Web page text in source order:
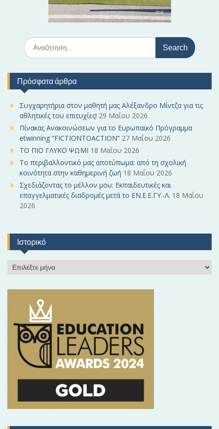
S
e
r
c
h
f
o
r
:
Πρόσφατα άρθρα
Συγχαρητήρια στον μαθητή μας Αλέξανδρο Μίντζα για τις
αθλητικές του επιτυχίες! 29 Μαΐου 2026
Πίνακας Ανακοινώσεων για το Ευρωπαϊκό Πρόγραμμα
etwinning “FICTIONTOACTION” 27 Μαΐου 2026
ΤΟ ΠΙΟ ΓΛΥΚΟ ΨΩΜΙ 18 Μαΐου 2026
Το περιβαλλοντικό μας αποτύπωμα: από τη σχολική
κοινότητα στην καθημερινή ζωή 18 Μαΐου 2026
Σχεδιάζοντας το μέλλον μου: Εκπαιδευτικές και
επαγγελματικές διαδρομές μετά το ΕΝ.Ε.Ε.ΓΥ.-Λ. 18 Μαΐου
2026
Ιστορικό